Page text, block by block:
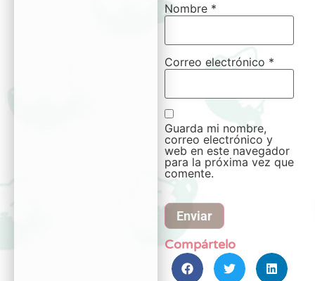
Nombre *
Correo electrónico *
Guarda mi nombre,
correo electrónico y
web en este navegador
para la próxima vez que
comente.
Compártelo